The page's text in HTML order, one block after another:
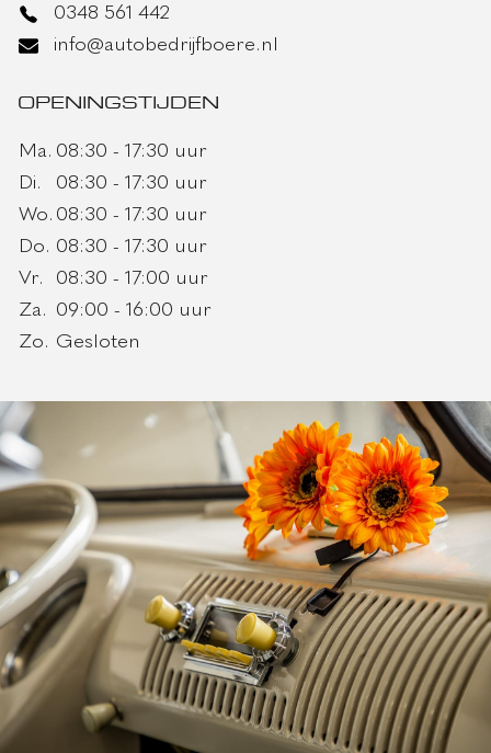
0348 561 442
info@autobedrijfboere.nl
OPENINGSTIJDEN
Ma. 08:30 - 17:30 uur
Di.
08:30 - 17:30 uur
Wo. 08:30 - 17:30 uur
Do. 08:30 - 17:30 uur
Vr.
08:30 - 17:00 uur
Za. 09:00 - 16:00 uur
Zo. Gesloten